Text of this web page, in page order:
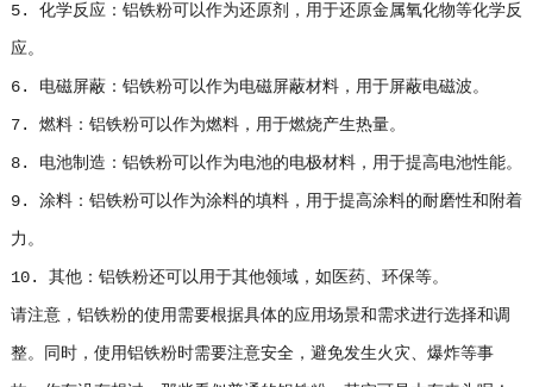
5. 化学反应：铝铁粉可以作为还原剂，用于还原金属氧化物等化学反
应。
6. 电磁屏蔽：铝铁粉可以作为电磁屏蔽材料，用于屏蔽电磁波。
7. 燃料：铝铁粉可以作为燃料，用于燃烧产生热量。
8. 电池制造：铝铁粉可以作为电池的电极材料，用于提高电池性能。
9. 涂料：铝铁粉可以作为涂料的填料，用于提高涂料的耐磨性和附着
力。
10. 其他：铝铁粉还可以用于其他领域，如医药、环保等。
请注意，铝铁粉的使用需要根据具体的应用场景和需求进行选择和调
整。同时，使用铝铁粉时需要注意安全，避免发生火灾、爆炸等事